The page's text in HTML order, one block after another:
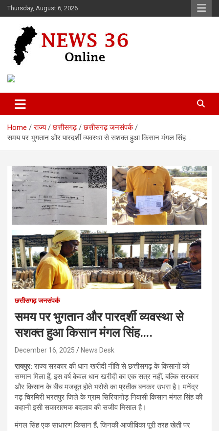
Skip
to
Thursday, August 6, 2026
News 36
Home राज्य छत्तीसगढ़
छत्तीसगढ़ जनसंपर्क
समय पर भुगतान और पारदर्शी व्यवस्था से सशक्त हुआ किसान मंगल सिंह….
छत्तीसगढ़ जनसंपर्क
समय पर भुगतान और पारदर्शी व्यवस्था से
सशक्त हुआ किसान मंगल सिंह….
December 16, 2025 News Desk
रायपुर:राज्य सरकार की धान खरीदी नीति से छत्तीसगढ़ के किसानों को
सम्मान मिला हैं, इस वर्ष केवल धान खरीदी का एक सत्र नहीं, बल्कि सरकार
और किसान के बीच मजबूत होते भरोसे का प्रतीक बनकर उभरा है। मनेंद्र
गढ़ चिरमिरी भरतपुर जिले के ग्राम सिरियागोड़ निवासी किसान मंगल सिंह की
कहानी इसी सकारात्मक बदलाव की सजीव मिसाल है।
मंगल सिंह एक साधारण किसान हैं, जिनकी आजीविका पूरी तरह खेती पर